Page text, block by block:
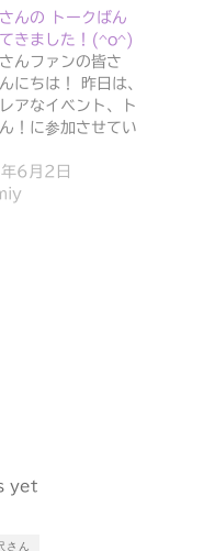
んの トークばん
てきました！(^o^)
んファンの皆さ
にちは！ 昨日は、
アなイベント、ト
！に参加させてい
6月2日
yet
さん